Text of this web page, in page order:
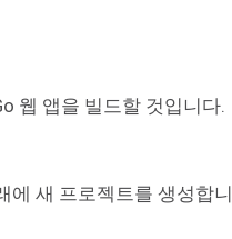
웹 앱을 빌드할 것입니다.
에 새 프로젝트를 생성합니